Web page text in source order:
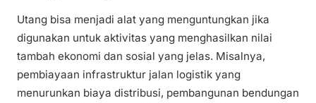
Utang bisa menjadi alat yang menguntungkan jika
digunakan untuk aktivitas yang menghasilkan nilai
tambah ekonomi dan sosial yang jelas. Misalnya,
pembiayaan infrastruktur jalan logistik yang
menurunkan biaya distribusi, pembangunan bendungan